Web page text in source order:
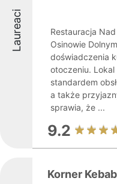
Laureaci
Restauracja
Osinowie
doświadczenia
otoczeniu.
standardem
a także
sprawia, że ...
9.2
Korner Kebab